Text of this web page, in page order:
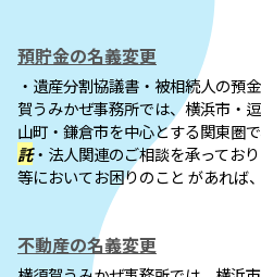
預貯金の名義変更
・遺産分割協議書・被相続人の預
賀うみかぜ事務所では、横浜市・
山町・鎌倉市を中心とする関東圏
託・法人関連のご相談を承ってお
等においてお困りのこと があれば
不動産の名義変更